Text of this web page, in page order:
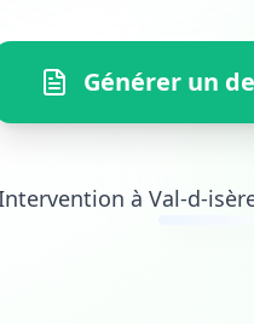
Générer un
à Val-d-